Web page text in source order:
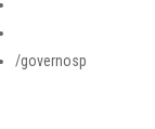
/governosp